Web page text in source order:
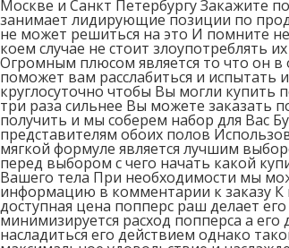
Москве и Санкт Петербургу Закажите
занимает лидирующие позиции по
не может решиться на это И помните
коем случае не стоит злоупотреблять
Огромным плюсом является то что он
поможет вам расслабиться и испытать
круглосуточно чтобы Вы могли купить
три раза сильнее Вы можете заказать
получить и мы соберем набор для Вас
представителям обоих полов
мягкой формуле является лучшим
перед выбором с чего начать какой
Вашего тела При необходимости мы
информацию в комментарии к заказу К
доступная цена попперс раш делает
минимизируется расход попперса а
насладиться его действием однако